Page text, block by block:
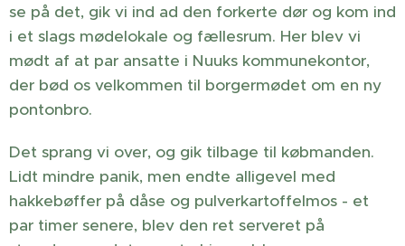
se på det, gik vi ind ad den forkerte dør og kom ind
i et slags mødelokale og fællesrum. Her blev vi
mødt af at par ansatte i Nuuks kommunekontor,
der bød os velkommen til borgermødet om en ny
pontonbro.
Det sprang vi over, og gik tilbage til købmanden.
Lidt mindre panik, men endte alligevel med
hakkebøffer på dåse og pulverkartoffelmos - et
par timer senere, blev den ret serveret på